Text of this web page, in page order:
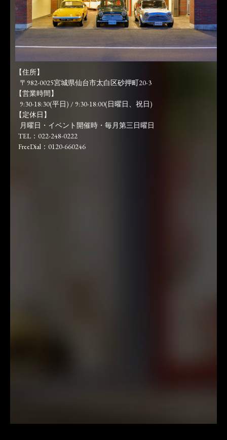
【住所】
〒982-0025宮城県仙台市太白区砂押町20-3
【営業時間】
9:30-18:30(平日) / 9:30-18:00(日曜日、祝日)
【定休日】
月曜日・イベント開催時・毎月第三日曜日
TEL：022-248-0222
FreeDial：0120-660246